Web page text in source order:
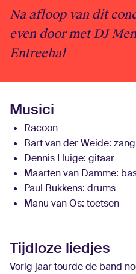
Na afloop van dit
even door met DJ
Entreehal
Musici
Racoon
Bart van der Weide: zang
Dennis Huige: gitaar
Maarten van Damme:
Paul Bukkens: drums
Manu van Os: toetsen
Tijdloze liedjes
Vorig jaar tourde de band